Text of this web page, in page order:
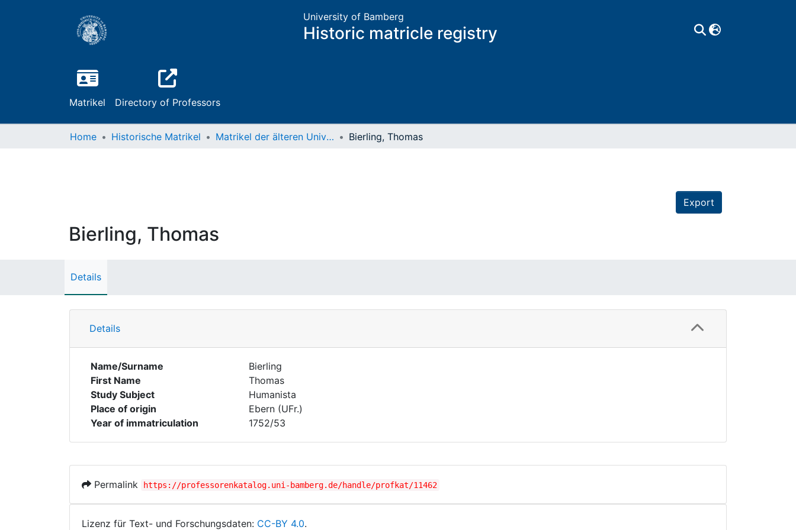
University of Bamberg
Historic matricle registry
Matrikel Directory of Professors
Home Historische Matrikel Matrikel der älteren Universität Bierling, Thomas
Export
Bierling, Thomas
Details
Details
Name/Surname
Bierling
First Name
Thomas
Study Subject
Humanista
Place of origin
Ebern (UFr.)
Year of immatriculation
1752/53
Permalink https://professorenkatalog.uni-bamberg.de/handle/profkat/11462
Lizenz für Text- und Forschungsdaten: CC-BY 4.0.